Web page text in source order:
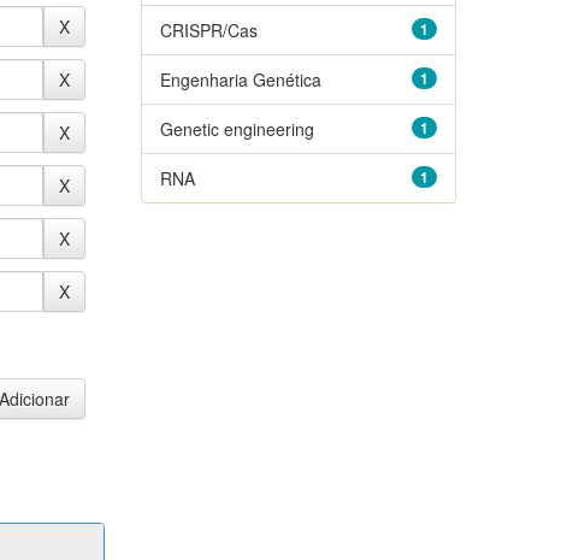
1
CRISPR/Cas
1
Engenharia Genética
1
Genetic engineering
1
RNA